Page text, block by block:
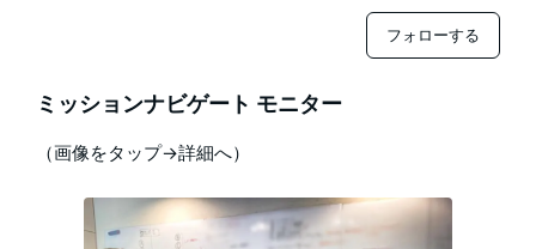
フォローする
ミッションナビゲート モニター
（画像をタップ→詳細へ）